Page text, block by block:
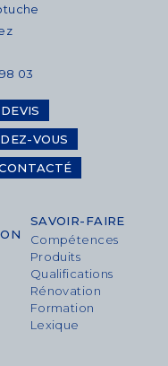
03
VOUS
SAVOIR-FAIRE
Compétences
Produits
Qualifications
Rénovation
Formation
Lexique